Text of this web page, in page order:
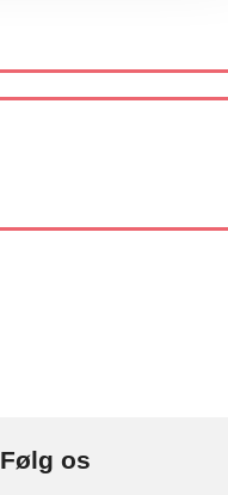
Følg os